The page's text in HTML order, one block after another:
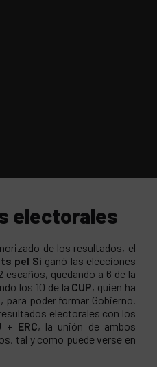
electorales
de los resultados, el
pel Sí ganó las elecciones
escaños, quedando a 6 de la
los 10 de la CUP, quien ha
poder formar Gobierno.
electorales con los
+ ERC, la unión de ambos
tal y como puede verse en